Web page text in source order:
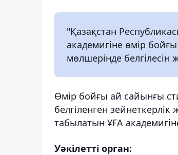
"Қазақстан
академигіне өмір
мөлшерінде белгілесін
Өмір бойғы ай сайынғы
белгіленген
табылатын ҰҒА
Уәкілетті орган: